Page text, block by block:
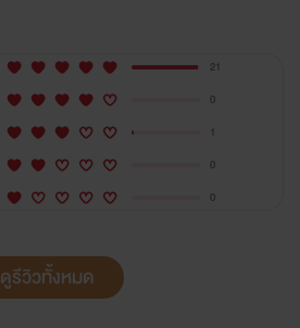
21
0
1
0
0
ดูรีวิวทั้งหมด